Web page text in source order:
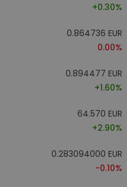
+0.30%
0.864736 EUR
0.00%
0.894477 EUR
+1.60%
64.570 EUR
+2.90%
0.283094000 EUR
-0.10%